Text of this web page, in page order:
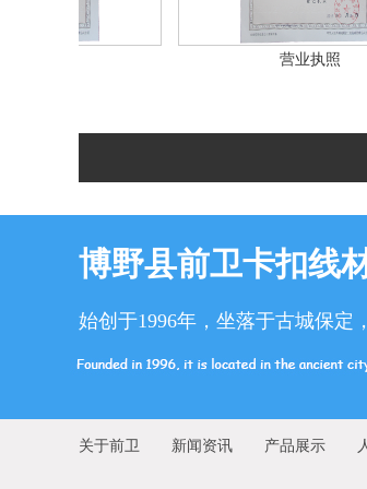
营业执照
博野县前卫卡扣线
始创于1996年，坐落于古城保定
关于前卫 新闻资讯 产品展示